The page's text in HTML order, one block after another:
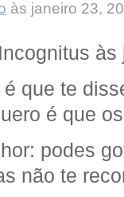
às janeiro 23,
que te
é que
podes
não te